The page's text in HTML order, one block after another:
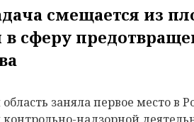
смещается из
в сферу
заняла первое место в